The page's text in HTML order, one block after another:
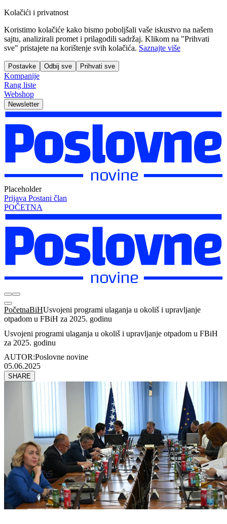
Kolačići i privatnost
Koristimo kolačiće kako bismo poboljšali vaše iskustvo na našem
sajtu, analizirali promet i prilagodili sadržaj. Klikom na "Prihvati
sve" pristajete na korištenje svih kolačića. Saznajte više
Postavke Odbij sve Prihvati sve
Kompanije
Rang liste
Webshop
Newsletter
Placeholder
Prijava Postani član
POČETNA
PočetnaBiHUsvojeni programi ulaganja u okoliš i upravljanje
otpadom u FBiH za 2025. godinu
Usvojeni programi ulaganja u okoliš i upravljanje otpadom u FBiH
za 2025. godinu
AUTOR:Poslovne novine
05.06.2025
SHARE